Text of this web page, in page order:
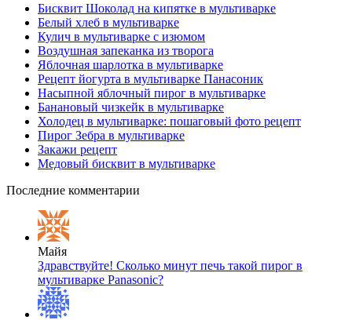
Бисквит Шоколад на кипятке в мультиварке
Белый хлеб в мультиварке
Кулич в мультиварке с изюмом
Воздушная запеканка из творога
Яблочная шарлотка в мультиварке
Рецепт йогурта в мультиварке Панасоник
Насыпной яблочный пирог в мультиварке
Банановый чизкейк в мультиварке
Холодец в мультиварке: пошаговый фото рецепт
Пирог Зебра в мультиварке
Закажи рецепт
Медовый бисквит в мультиварке
Последние комментарии
Майя
Здравствуйте! Сколько минут печь такой пирог в
мультиварке Panasonic?